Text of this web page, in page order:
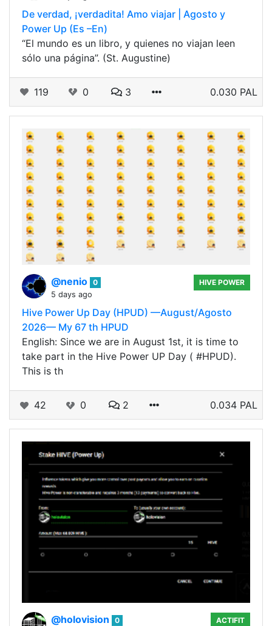
De verdad, ¡verdadita! Amo viajar | Agosto y
Power Up (Es –En)
“El mundo es un libro, y quienes no viajan leen
sólo una página”. (St. Augustine)
119 0 3 0.030 PAL
@nenio 0
5 days ago
HIVE POWER
Hive Power Up Day (HPUD) —August/Agosto
2026— My 67 th HPUD
English: Since we are in August 1st, it is time to
take part in the Hive Power UP Day ( #HPUD).
This is th
42 0 2 0.034 PAL
@holovision
0
ACTIFIT